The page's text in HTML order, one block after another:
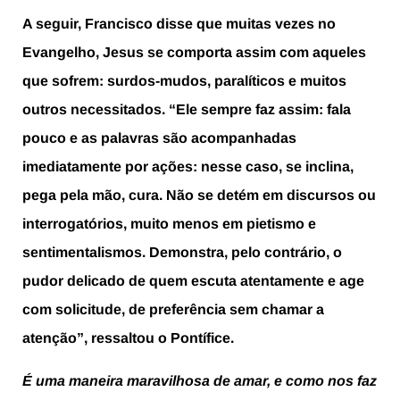
A seguir, Francisco disse que muitas vezes no
Evangelho, Jesus se comporta assim com aqueles
que sofrem: surdos-mudos, paralíticos e muitos
outros necessitados. “Ele sempre faz assim: fala
pouco e as palavras são acompanhadas
imediatamente por ações: nesse caso, se inclina,
pega pela mão, cura. Não se detém em discursos ou
interrogatórios, muito menos em pietismo e
sentimentalismos. Demonstra, pelo contrário, o
pudor delicado de quem escuta atentamente e age
com solicitude, de preferência sem chamar a
atenção”, ressaltou o Pontífice.
É uma maneira maravilhosa de amar, e como nos faz